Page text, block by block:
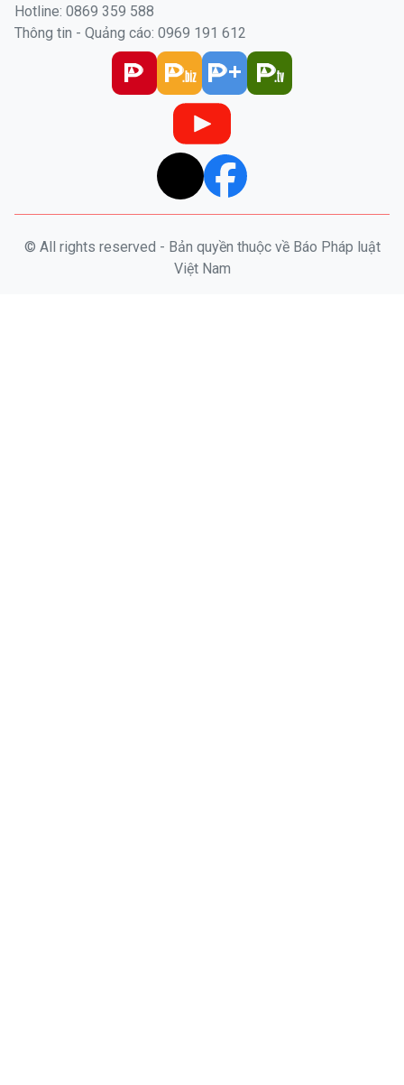
Hotline: 0869 359 588
Thông tin - Quảng cáo: 0969 191 612
© All rights reserved - Bản quyền thuộc về Báo Pháp luật
Việt Nam